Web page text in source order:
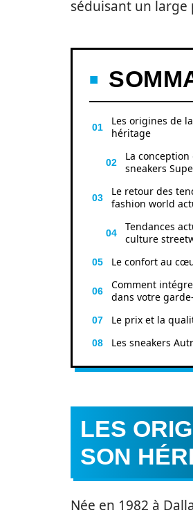
séduisant un large
Les origines de
héritage
La
sneakers
Le retour des
fashion world
Tendances
culture
Le confort au
Comment
dans votre
Le prix et la
Les sneakers
LES
SON
Née en 1982 à